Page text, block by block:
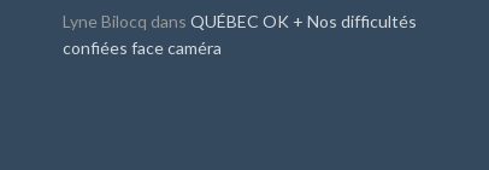
Lyne Bilocq dans QUÉBEC OK + Nos difficultés
confiées face caméra